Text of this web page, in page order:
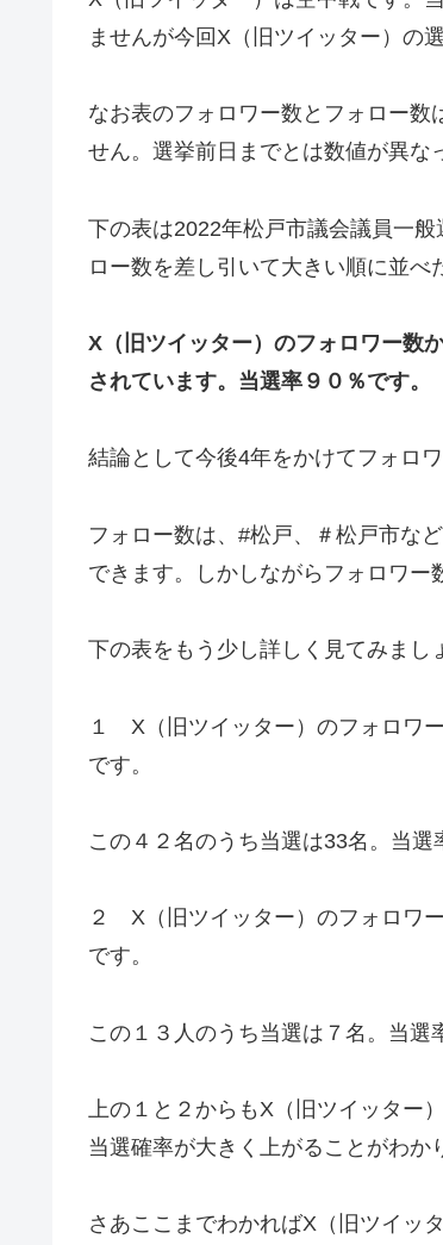
ませんが今回X（旧ツイッター）の
なお表のフォロワー数とフォロー数
せん。選挙前日までとは数値が異な
下の表は2022年松戸市議会議員一
ロー数を差し引いて大きい順に並べ
X（旧ツイッター）のフォロワー数
されています。当選率９０％です。
結論として今後4年をかけてフォロ
フォロー数は、#松戸、＃松戸市な
できます。しかしながらフォロワー
下の表をもう少し詳しく見てみまし
１ X（旧ツイッター）のフォロワ
です。
この４２名のうち当選は33名。当選
２ X（旧ツイッター）のフォロワ
です。
この１３人のうち当選は７名。当選
上の１と２からもX（旧ツイッター
当選確率が大きく上がることがわか
さあここまでわかればX（旧ツイッ